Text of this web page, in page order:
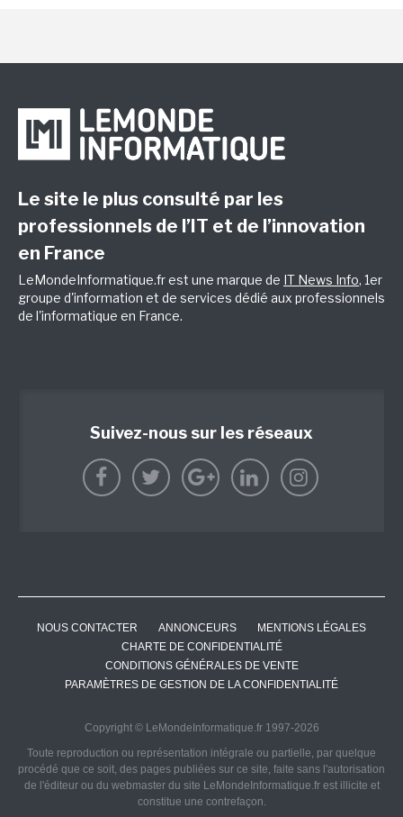
Le site le plus consulté par les
professionnels de l’IT et de l’innovation
en France
LeMondeInformatique.fr est une marque de IT News Info, 1er
groupe d'information et de services dédié aux professionnels
de l'informatique en France.
Suivez-nous sur les réseaux
NOUS CONTACTER ANNONCEURS
MENTIONS LÉGALES
CHARTE DE CONFIDENTIALITÉ
CONDITIONS GÉNÉRALES DE VENTE
PARAMÈTRES DE GESTION DE LA CONFIDENTIALITÉ
Copyright © LeMondeInformatique.fr 1997-2026
Toute reproduction ou représentation intégrale ou partielle, par quelque
procédé que ce soit, des pages publiées sur ce site, faite sans l'autorisation
de l'éditeur ou du webmaster du site LeMondeInformatique.fr est illicite et
constitue une contrefaçon.